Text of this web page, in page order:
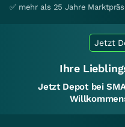
✅ mehr als 25 Jahre
Jetzt
Ihre
Jetzt Depot bei